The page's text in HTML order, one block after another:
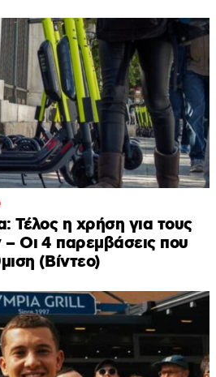
Τέλος η χρήση για τους
Οι 4 παρεμβάσεις που
(Βίντεο)